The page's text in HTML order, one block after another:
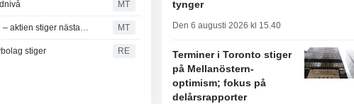
MT
Amex Gold Mining slutför sprängningsarbeten vid Perron – aktien stiger nästan 8 procent MT
stiger RE
tynger
Den 6 augusti 2026 kl 15.40
Terminer i Toronto stiger
på Mellanöstern-
optimism; fokus på
delårsrapporter